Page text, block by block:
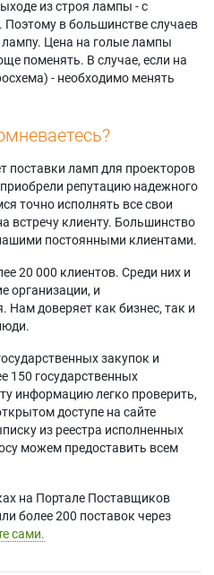
из строя лампы - с
Поэтому в большинстве случаев
лампу. Цена на голые лампы
поменять. В случае, если на
- необходимо менять
поставки ламп для проекторов
репутацию надежного
точно исполнять все свои
встречу клиенту. Большинство
постоянными клиентами.
20 000 клиентов. Среди них и
организации, и
Нам доверяет как бизнес, так и
закупок и
150 государственных
информацию легко проверить,
доступе на сайте
из реестра исполненных
можем предоставить всем
на Портале Поставщиков
более 200 поставок через
сами.